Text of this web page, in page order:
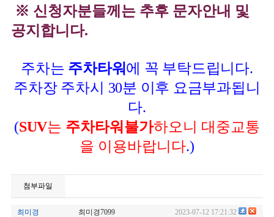
※ 신청자분들께는 추후 문자안내 및
공지합니다.
주차는 주차타워에 꼭 부탁드립니다.
주차장 주차시 30분 이후 요금부과됩니
다.
(SUV는 주차타워불가하오니 대중교통
을 이용바랍니다.)
첨부파일
최미경 최미경7099
2023-07-12 17:21:32